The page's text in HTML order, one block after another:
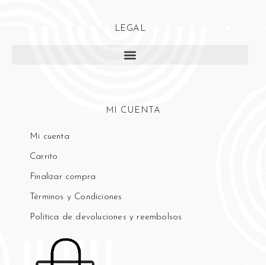
LEGAL
MI CUENTA
Mi cuenta
Carrito
Finalizar compra
Términos y Condiciones
Política de devoluciones y reembolsos
×
cookies